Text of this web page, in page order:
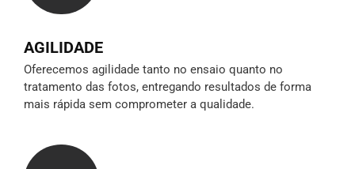
AGILIDADE
Oferecemos agilidade tanto no ensaio quanto no
tratamento das fotos, entregando resultados de forma
mais rápida sem comprometer a qualidade.